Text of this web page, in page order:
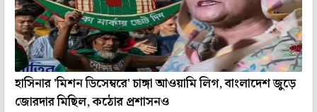
হাসিনার 'মিশন ডিসেম্বরে' চাঙ্গা আওয়ামি লিগ, বাংলাদেশ জুড়ে
জোরদার মিছিল, কঠোর প্রশাসনও